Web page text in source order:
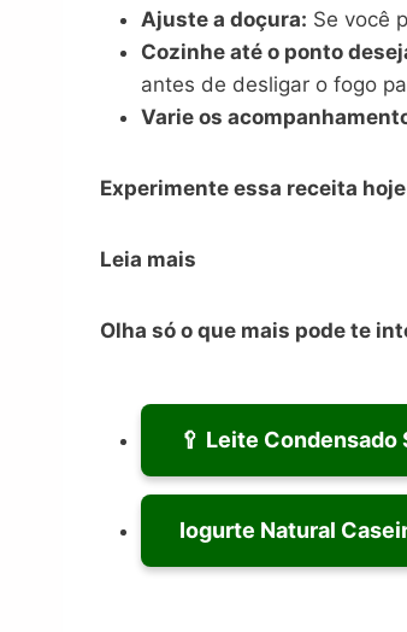
Ajuste a doçura: Se você
Cozinhe até o ponto
antes de desligar o fogo
Varie os
Experimente essa receita
Leia mais
Olha só o que mais pode te
🥄 Leite
Iogurte Natural